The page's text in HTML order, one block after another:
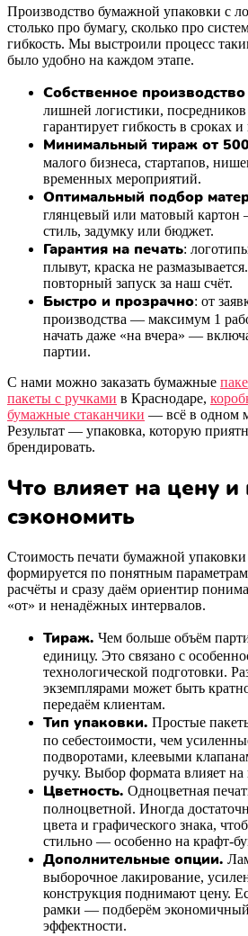
Производство бумажной упаковки с
столько про бумагу, сколько про
гибкость. Мы выстроили процесс
было удобно на каждом этапе.
Собственное
лишней логистики,
гарантирует гибкость в сроках и
Минимальный тираж от
малого бизнеса, стартапов,
временных мероприятий.
Оптимальный подбор
глянцевый или матовый
стиль, задумку или бюджет.
Гарантия на печать:
плывут, краска не
повторный запуск за наш счёт.
Быстро и прозрачно: от
производства — максимум 1
начать даже «на вчера» —
партии.
С нами можно заказать бумажные
пакеты с ручками в Краснодаре,
бумажные стаканчики — всё в одном
Результат — упаковка, которую
брендировать.
Что влияет на цену и
сэкономить
Стоимость печати бумажной
формируется по понятным
расчёты и сразу даём ориентир
«от» и ненадёжных интервалов.
Тираж. Чем больше объём
единицу. Это связано с
технологической подготовки.
экземплярами может быть
передаём клиентам.
Тип упаковки. Простые
по себестоимости, чем
подворотами, клеевыми
ручку. Выбор формата влияет
Цветность. Одноцветная
полноцветной. Иногда
цвета и графического знака,
стильно — особенно на крафт-
Дополнительные опции.
выборочное лакирование,
конструкция поднимают цену.
рамки — подберём экономичный
эффектности.